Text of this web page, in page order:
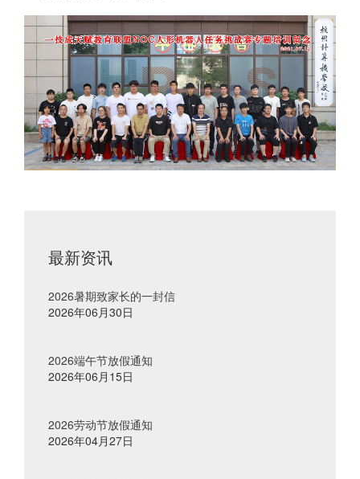
最新资讯
2026暑期致家长的一封信
2026年06月30日
2026端午节放假通知
2026年06月15日
2026劳动节放假通知
2026年04月27日